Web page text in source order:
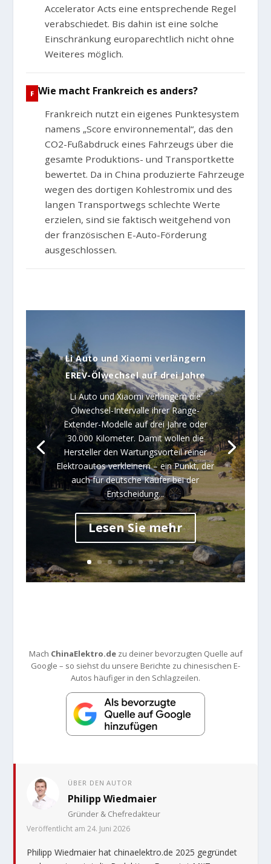
Accelerator Acts eine entsprechende Regel
verabschiedet. Bis dahin ist eine solche
Einschränkung europarechtlich nicht ohne
Weiteres möglich.
Wie macht Frankreich es anders?
Frankreich nutzt ein eigenes Punktesystem
namens „Score environnemental“, das den
CO2-Fußabdruck eines Fahrzeugs über die
gesamte Produktions- und Transportkette
bewertet. Da in China produzierte Fahrzeuge
wegen des dortigen Kohlestromix und des
langen Transportwegs schlechte Werte
erzielen, sind sie faktisch weitgehend von
der französischen E-Auto-Förderung
ausgeschlossen.
Li Auto und Xiaomi verlängern
EREV-Ölwechsel auf drei Jahre
Li Auto und Xiaomi verlängern die
Ölwechsel-Intervalle ihrer Range-
Extender-Modelle auf drei Jahre oder
30.000 Kilometer. Damit wollen die
Hersteller den Wartungsvorteil reiner
Elektroautos verkleinern – ein Punkt, der
auch für deutsche Käufer bei der
Entscheidung...
Lesen Sie mehr
Mach ChinaElektro.dezu deiner bevorzugten Quelle auf
Google – so siehst du unsere Berichte zu chinesischen E-
Autos häufiger in den Schlagzeilen.
ÜBER DEN AUTOR
Philipp Wiedmaier
Gründer & Chefredakteur
Veröffentlicht am 24. Juni 2026
Philipp Wiedmaier hat chinaelektro.de 2025 gegründet